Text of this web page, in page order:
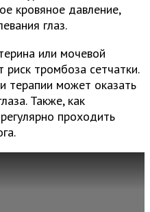
кровяное давление,
глаз.
или мочевой
риск тромбоза сетчатки.
терапии может оказать
Также, как
проходить